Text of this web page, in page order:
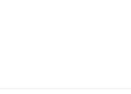
FCI-IGP Qualifikation